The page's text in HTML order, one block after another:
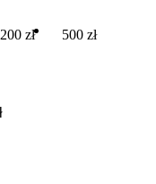
200 zł 500 zł